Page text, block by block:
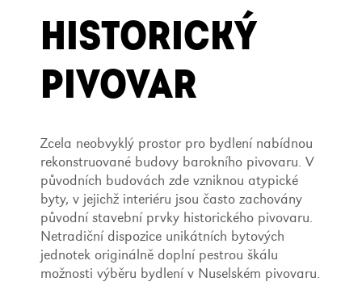
HISTORICKÝ
PIVOVAR
Zcela neobvyklý prostor pro bydlení nabídnou
rekonstruované budovy barokního pivovaru. V
původních budovách zde vzniknou atypické
byty, v jejichž interiéru jsou často zachovány
původní stavební prvky historického pivovaru.
Netradiční dispozice unikátních bytových
jednotek originálně doplní pestrou škálu
možnosti výběru bydlení v Nuselském pivovaru.